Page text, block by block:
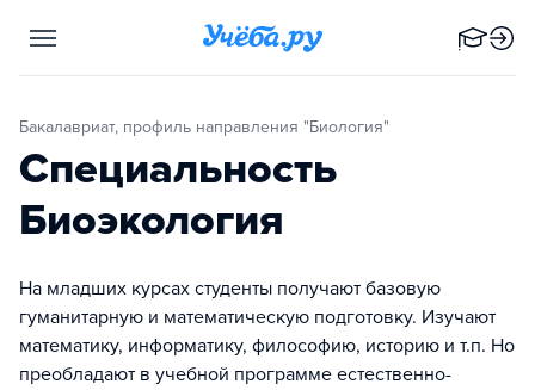
Бакалавриат, профиль направления "Биология"
Специальность
Биоэкология
На младших курсах студенты получают базовую
гуманитарную и математическую подготовку. Изучают
математику, информатику, философию, историю и т.п. Но
преобладают в учебной программе естественно-